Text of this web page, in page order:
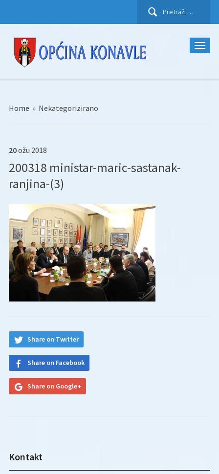
Pretraži:
Home » Nekategorizirano
20ožu 2018
200318 ministar-maric-sastanak-
ranjina-(3)
Share on Twitter
Share on Facebook
Share on Google+
Kontakt